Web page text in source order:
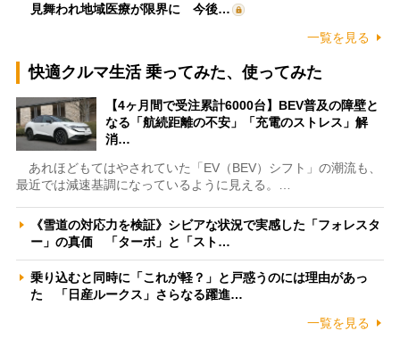
見舞われ地域医療が限界に 今後…
一覧を見る
快適クルマ生活 乗ってみた、使ってみた
【4ヶ月間で受注累計6000台】BEV普及の障壁と
なる「航続距離の不安」「充電のストレス」解
消…
あれほどもてはやされていた「EV（BEV）シフト」の潮流も、
最近では減速基調になっているように見える。…
《雪道の対応力を検証》シビアな状況で実感した「フォレスタ
ー」の真価 「ターボ」と「スト…
乗り込むと同時に「これが軽？」と戸惑うのには理由があっ
た 「日産ルークス」さらなる躍進…
一覧を見る